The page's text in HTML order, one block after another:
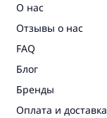
О нас
Отзывы о нас
FAQ
Блог
Бренды
Оплата и доставка